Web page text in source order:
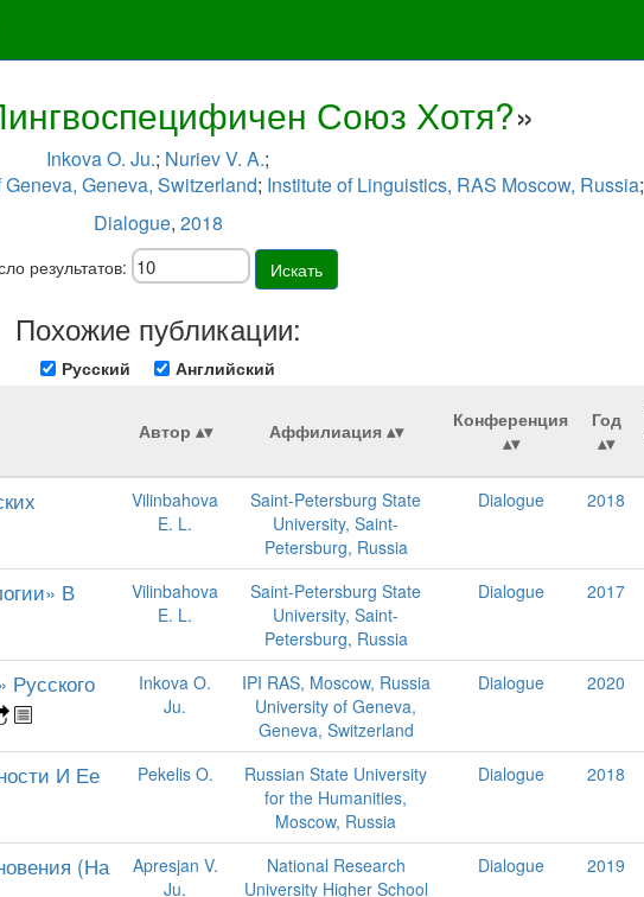
Союз Хотя?»
Inkova O. Ju.; Nuriev V. A.;
Geneva, Switzerland; Institute of Linguistics, RAS Moscow, Russia;
Dialogue, 2018
результатов: Искать
Похожие публикации:
Русский Английский
Автор Аффилиация Конференция Год
Vilinbahova
E. L.
Saint-Petersburg State
University, Saint-
Petersburg, Russia
Dialogue 2018
В
Vilinbahova
E. L.
Saint-Petersburg State
University, Saint-
Petersburg, Russia
Dialogue 2017
Русского
Inkova O.
Ju.
IPI RAS, Moscow, Russia
University of Geneva,
Geneva, Switzerland
Dialogue 2020
И Ее
Pekelis O.
Russian State University
for the Humanities,
Moscow, Russia
Dialogue 2018
(На
Apresjan V.
Ju.
National Research
University Higher School
Dialogue 2019